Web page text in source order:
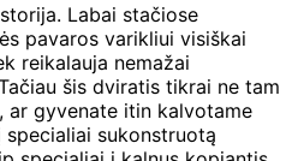
Labai stačiose
pavaros varikliui visiškai
reikalauja nemažai
šis dviratis tikrai ne tam
ar gyvenate itin kalvotame
specialiai sukonstruotą